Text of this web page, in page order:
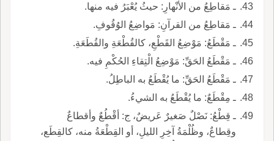
ـ مَقاطِعُ من الأنْهارِ: حيثُ يُعْبَرُ فيه منها.
ـ مَقاطِعُ من القرآنِ: مَواضِعُ الوُقُوفِ.
ـ مَقْطَعُ: مَوْضِعُ القَطْعِ، كالقُطْعَةِ والقُطَعَةِ.
ـ مَقْطَعُ الحَقِّ: مَوْضِعُ الْتِقاءِ الحُكْمِ فيه.
ـ مَقْطَعُ الحَقِّ: ما يُقْطَعُ به الباطِلُ.
ـ مِقْطَعٌ: ما يُقْطَعُ به الشيءُ.
ـ قِطْعُ: نَصْلٌ صَغيرٌ عَريضٌ، ج: أقْطُعٌ وأقطاعٌ
وقِطاعٌ، وظُلْمَةُ آخِرِ الليلِ، أو القِطْعَةُ منه، كالقِطَع،